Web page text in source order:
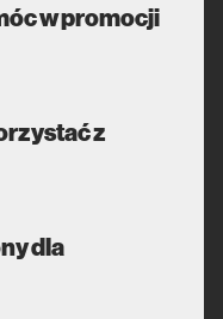
w promocji
z
dla